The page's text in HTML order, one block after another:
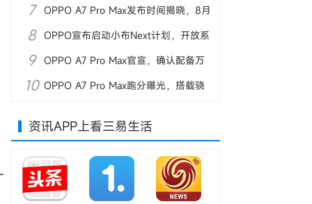
8000mAh电池
7
OPPO A7 Pro Max发布时间揭晓，8月
4日亮相
8
OPPO宣布启动小布Next计划，开放系
统内测
9
OPPO A7 Pro Max官宣，确认配备万
级大电池
10 OPPO A7 Pro Max跑分曝光，搭载骁
资讯APP上看三易生活